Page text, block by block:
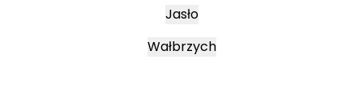
Jasło
Wałbrzych